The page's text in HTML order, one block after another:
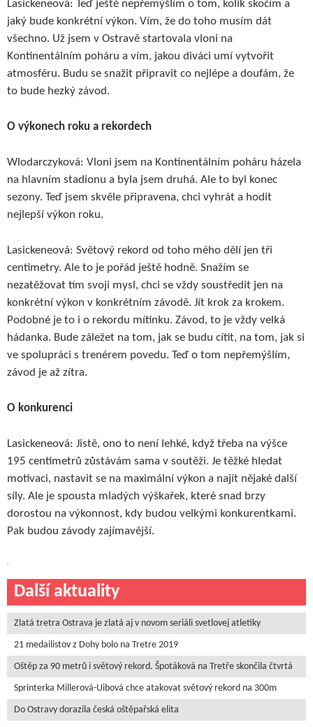
Lasickeneová: Teď ještě nepřemýšlím o tom, kolik skočím a
jaký bude konkrétní výkon. Vím, že do toho musím dát
všechno. Už jsem v Ostravě startovala vloni na
Kontinentálním poháru a vím, jakou diváci umí vytvořit
atmosféru. Budu se snažit připravit co nejlépe a doufám, že
to bude hezký závod.
O výkonech roku a rekordech
Wlodarczyková: Vloni jsem na Kontinentálním poháru házela
na hlavním stadionu a byla jsem druhá. Ale to byl konec
sezony. Teď jsem skvěle připravena, chci vyhrát a hodit
nejlepší výkon roku.
Lasickeneová: Světový rekord od toho mého dělí jen tři
centimetry. Ale to je pořád ještě hodně. Snažím se
nezatěžovat tím svoji mysl, chci se vždy soustředit jen na
konkrétní výkon v konkrétním závodě. Jít krok za krokem.
Podobné je to i o rekordu mítinku. Závod, to je vždy velká
hádanka. Bude záležet na tom, jak se budu cítit, na tom, jak si
ve spolupráci s trenérem povedu. Teď o tom nepřemýšlím,
závod je až zítra.
O konkurenci
Lasickeneová: Jistě, ono to není lehké, když třeba na výšce
195 centimetrů zůstávám sama v soutěži. Je těžké hledat
motivaci, nastavit se na maximální výkon a najít nějaké další
síly. Ale je spousta mladých výškařek, které snad brzy
dorostou na výkonnost, kdy budou velkými konkurentkami.
Pak budou závody zajímavější.
Další aktuality
Zlatá tretra Ostrava je zlatá aj v novom seriáli svetlovej atletiky
21 medailistov z Dohy bolo na Tretre 2019
Oštěp za 90 metrů i světový rekord. Špotáková na Tretře skončila čtvrtá
Sprinterka Millerová-Uibová chce atakovat světový rekord na 300m
Do Ostravy dorazila česká oštěpařská elita